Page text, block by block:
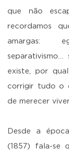
que não
recordamos
amargas:
existe, por
corrigir tudo o
de merecer
Desde a
(1857) fala-se